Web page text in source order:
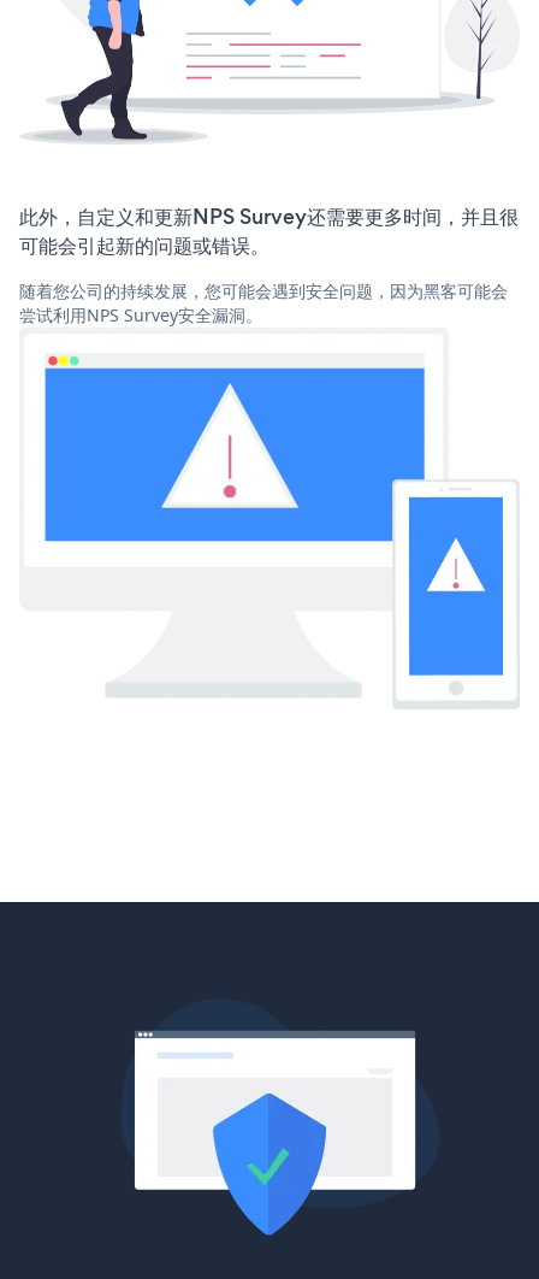
此外，自定义和更新NPS Survey还需要更多时间，并且很
可能会引起新的问题或错误。
随着您公司的持续发展，您可能会遇到安全问题，因为黑客可能会
尝试利用NPS Survey安全漏洞。